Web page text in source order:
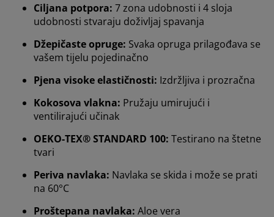
Ciljana potpora: 7 zona udobnosti i 4 sloja
udobnosti stvaraju doživljaj spavanja
Džepičaste opruge: Svaka opruga prilagođava se
vašem tijelu pojedinačno
Pjena visoke elastičnosti: Izdržljiva i prozračna
Kokosova vlakna: Pružaju umirujući i
ventilirajući učinak
OEKO-TEX® STANDARD 100: Testirano na štetne
tvari
Periva navlaka: Navlaka se skida i može se prati
na 60°C
Proštepana navlaka: Aloe vera